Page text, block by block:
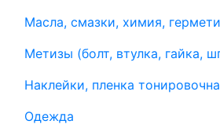
Масла, смазки, химия,
Метизы (болт, втулка, гайка,
Наклейки, пленка
Одежда